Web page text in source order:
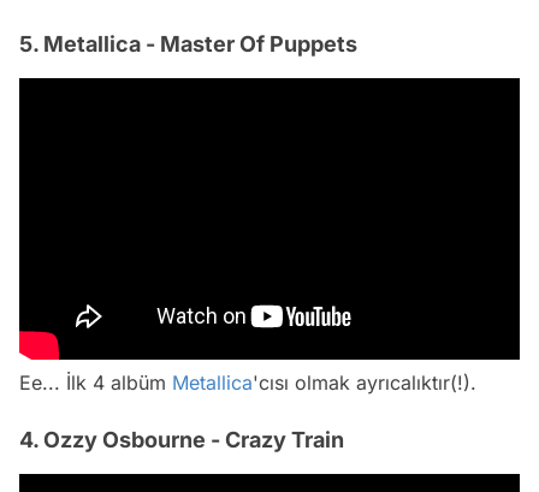
5. Metallica - Master Of Puppets
Ee... İlk 4 albüm Metallica'cısı olmak ayrıcalıktır(!).
4. Ozzy Osbourne - Crazy Train